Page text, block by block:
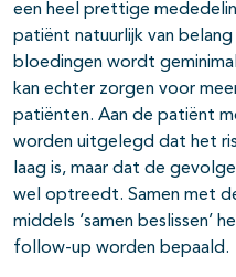
een heel prettige
patiënt natuurlijk van
bloedingen wordt
kan echter zorgen voor
patiënten. Aan de patiënt
worden uitgelegd dat het
laag is, maar dat de
wel optreedt. Samen met
middels ‘samen beslissen’
follow-up worden bepaald.